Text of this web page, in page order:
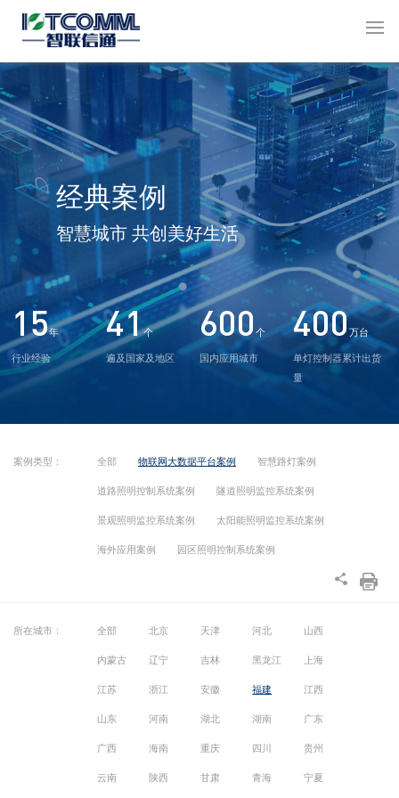
经典案例
智慧城市 共创美好生活
15年
行业经验
41个
遍及国家及地区
600个
国内应用城市
400万台
单灯控制器累计出货
量
案例类型： 全部 物联网大数据平台案例 智慧路灯案例
道路照明控制系统案例 隧道照明监控系统案例
景观照明监控系统案例 太阳能照明监控系统案例
海外应用案例 园区照明控制系统案例
所在城市： 全部 北京 天津 河北 山西
内蒙古 辽宁 吉林 黑龙江 上海
江苏 浙江 安徽 福建 江西
山东 河南 湖北 湖南 广东
广西 海南 重庆 四川 贵州
云南 陕西 甘肃 青海 宁夏